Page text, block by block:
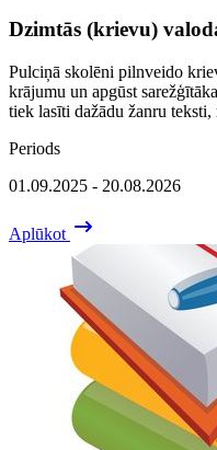
Dzimtās (krievu)
Pulciņā skolēni pilnveido
krājumu un apgūst
tiek lasīti dažādu žanru
Periods
01.09.2025 - 20.08.2026
Aplūkot